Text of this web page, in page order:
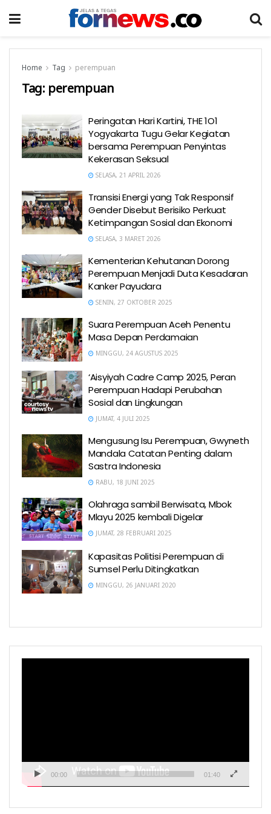
Home Tag perempuan
Tag: perempuan
Peringatan Hari Kartini, THE 1O1
Yogyakarta Tugu Gelar Kegiatan
bersama Perempuan Penyintas
Kekerasan Seksual
SELASA, 21 APRIL 2026
Transisi Energi yang Tak Responsif
Gender Disebut Berisiko Perkuat
Ketimpangan Sosial dan Ekonomi
SELASA, 3 MARET 2026
Kementerian Kehutanan Dorong
Perempuan Menjadi Duta Kesadaran
Kanker Payudara
SENIN, 27 OKTOBER 2025
Suara Perempuan Aceh Penentu
Masa Depan Perdamaian
MINGGU, 24 AGUSTUS 2025
‘Aisyiyah Cadre Camp 2025, Peran
Perempuan Hadapi Perubahan
Sosial dan Lingkungan
JUMAT, 4 JULI 2025
Mengusung Isu Perempuan, Gwyneth
Mandala Catatan Penting dalam
Sastra Indonesia
RABU, 18 JUNI 2025
Olahraga sambil Berwisata, Mbok
Mlayu 2025 kembali Digelar
JUMAT, 28 FEBRUARI 2025
Kapasitas Politisi Perempuan di
Sumsel Perlu Ditingkatkan
MINGGU, 26 JANUARI 2020
00:00 01:40